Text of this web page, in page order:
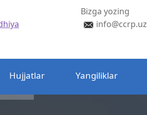
Bizga yozing
info@ccrp.uz
Hujjatlar Yangiliklar